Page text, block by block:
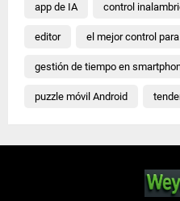
app de IA control
editor el mejor control
gestión de tiempo en
puzzle móvil Android